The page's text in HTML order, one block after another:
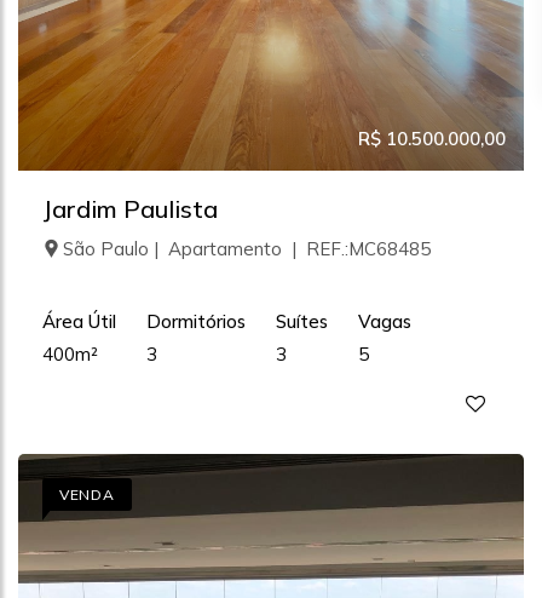
R$ 10.500.000,00
Jardim Paulista
São Paulo | Apartamento | REF.:MC68485
Área Útil
400m²
Dormitórios
3
Suítes
3
Vagas
5
VENDA